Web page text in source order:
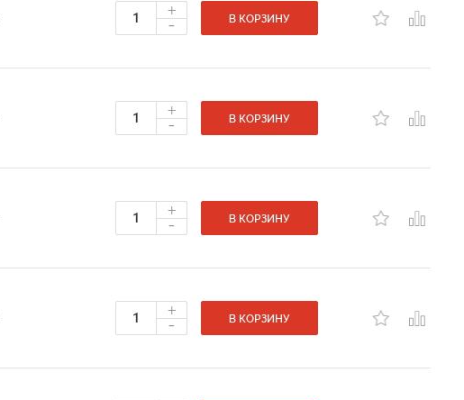
+
- В КОРЗИНУ
+
- В КОРЗИНУ
+
- В КОРЗИНУ
+
- В КОРЗИНУ